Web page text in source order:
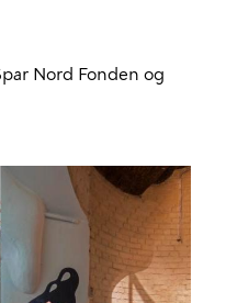
Nord Fonden og